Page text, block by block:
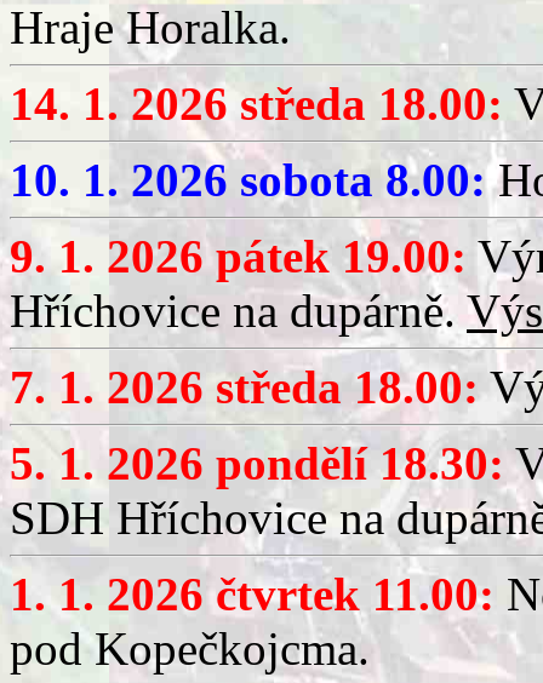
Hraje Horalka.
14. 1. 2026 středa 18.00:
10. 1. 2026 sobota 8.00:
9. 1. 2026 pátek 19.00:
Hříchovice na dupárně.
7. 1. 2026 středa 18.00:
5. 1. 2026 pondělí 18.30:
SDH Hříchovice na
1. 1. 2026 čtvrtek 11.00:
pod Kopečkojcma.